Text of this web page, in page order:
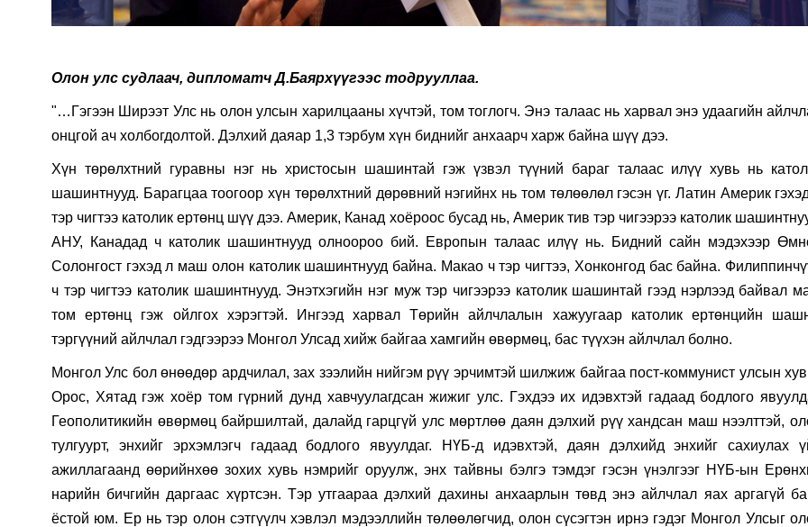
Олон улс судлаач, дипломатч Д.Баярхүүгээс тодрууллаа.
"…Гэгээн Ширээт Улс нь олон улсын харилцааны хүчтэй, том тоглогч. Энэ талаас нь харвал энэ удаагийн
онцгой ач холбогдолтой. Дэлхий даяар 1,3 тэрбум хүн биднийг анхаарч харж байна шүү дээ.
Хүн төрөлхтний гуравны нэг нь христосын шашинтай гэж үзвэл түүний бараг талаас илүү хувь нь
шашинтнууд. Барагцаа тоогоор хүн төрөлхтний дөрөвний нэгийнх нь том төлөөлөл гэсэн үг. Латин Америк
тэр чигтээ католик ертөнц шүү дээ. Америк, Канад хоёроос бусад нь, Америк тив тэр чигээрээ католик
АНУ, Канадад ч католик шашинтнууд олноороо бий. Европын талаас илүү нь. Бидний сайн мэдэхээр
Солонгост гэхэд л маш олон католик шашинтнууд байна. Макао ч тэр чигтээ, Хонконгод бас байна.
ч тэр чигтээ католик шашинтнууд. Энэтхэгийн нэг муж тэр чигээрээ католик шашинтай гээд нэрлээд байвал
том ертөнц гэж ойлгох хэрэгтэй. Ингээд харвал Төрийн айлчлалын хажуугаар католик ертөнцийн
тэргүүний айлчлал гэдгээрээ Монгол Улсад хийж байгаа хамгийн өвөрмөц, бас түүхэн айлчлал болно.
Монгол Улс бол өнөөдөр ардчилал, зах зээлийн нийгэм рүү эрчимтэй шилжиж байгаа пост-коммунист улсын
Орос, Хятад гэж хоёр том гүрний дунд хавчуулагдсан жижиг улс. Гэхдээ их идэвхтэй гадаад бодлого
Геополитикийн өвөрмөц байршилтай, далайд гарцгүй улс мөртлөө даян дэлхий рүү хандсан маш нээлттэй,
тулгуурт, энхийг эрхэмлэгч гадаад бодлого явуулдаг. НҮБ-д идэвхтэй, даян дэлхийд энхийг сахиулах
ажиллагаанд өөрийнхөө зохих хувь нэмрийг оруулж, энх тайвны бэлгэ тэмдэг гэсэн үнэлгээг НҮБ-ын
нарийн бичгийн даргаас хүртсэн. Тэр утгаараа дэлхий дахины анхаарлын төвд энэ айлчлал яах аргагүй
ёстой юм. Ер нь тэр олон сэтгүүлч хэвлэл мэдээллийн төлөөлөгчид, олон сүсэгтэн ирнэ гэдэг Монгол Улсыг